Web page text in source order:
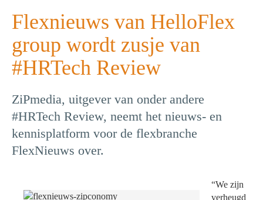
Flexnieuws van HelloFlex
group wordt zusje van
#HRTech Review
ZiPmedia, uitgever van onder andere
#HRTech Review, neemt het nieuws- en
kennisplatform voor de flexbranche
FlexNieuws over.
“We zijn
verheugd